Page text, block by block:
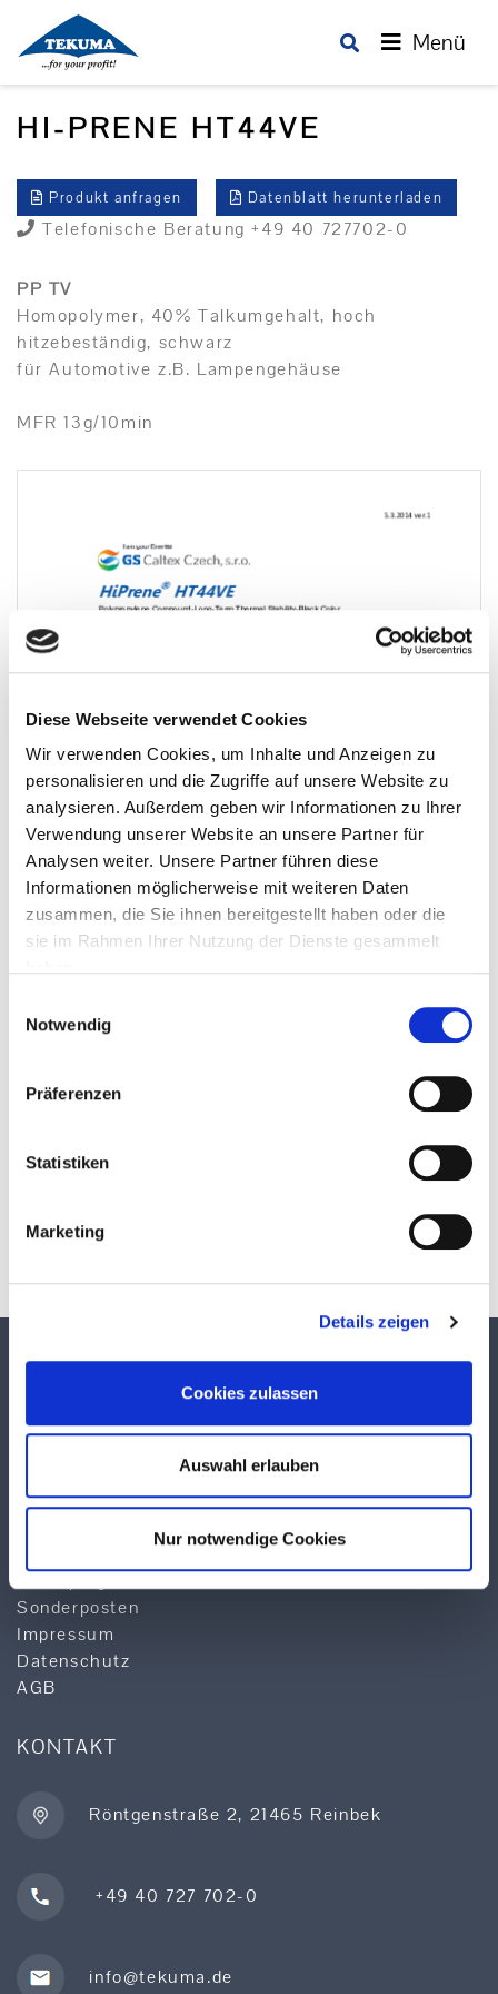
Diese Webseite verwendet Cookies
Wir verwenden Cookies, um Inhalte und Anzeigen zu
personalisieren und die Zugriffe auf unsere Website zu
analysieren. Außerdem geben wir Informationen zu Ihrer
Verwendung unserer Website an unsere Partner für
Analysen weiter. Unsere Partner führen diese
Informationen möglicherweise mit weiteren Daten
zusammen, die Sie ihnen bereitgestellt haben oder die
sie im Rahmen Ihrer Nutzung der Dienste gesammelt
Notwendig
Präferenzen
Statistiken
Marketing
Details zeigen
Cookies zulassen
Auswahl erlauben
Nur notwendige Cookies
Menü
HI-PRENE HT44VE
Produkt anfragen Datenblatt herunterladen
Telefonische Beratung +49 40 727702-0
PP TV
Homopolymer, 40% Talkumgehalt, hoch
hitzebeständig, schwarz
für Automotive z.B. Lampengehäuse
MFR 13g/10min
TEKUMA KUNSTSTOFF GMBH
Über TEKUMA
Anwendungstechnik
Logistik
Qualität & Service
Sonderposten
Impressum
Datenschutz
AGB
KONTAKT
Röntgenstraße 2, 21465 Reinbek
+49 40 727 702-0
info@tekuma.de